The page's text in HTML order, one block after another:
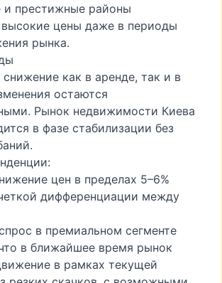
и престижные районы
цены даже в периоды
рынка.
как в аренде, так и в
остаются
Рынок недвижимости Киева
в фазе стабилизации без
цен в пределах 5–6%
дифференциации между
в премиальном сегменте
в ближайшее время рынок
в рамках текущей